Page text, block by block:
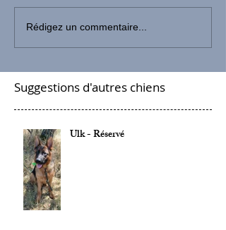
Rédigez un commentaire...
Suggestions d'autres chiens
Ulk - Réservé